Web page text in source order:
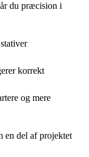
du præcision i
korrekt
og mere
en del af projektet